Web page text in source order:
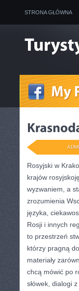
STRONA GŁÓWNA
Rosyjski w
krajów
wyzwaniem, a
zrozumienia
języka,
Rosji i innych
to przestrzeń
którzy pragną
materiały
chcą mówić po
słówek, dialogi